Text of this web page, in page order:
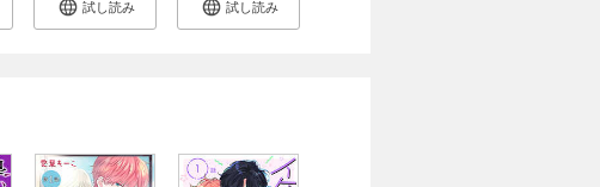
試し読み 試し読み